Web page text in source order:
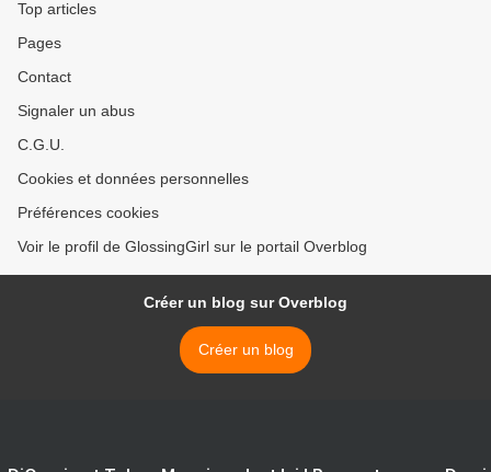
Top articles
Pages
Contact
Signaler un abus
C.G.U.
Cookies et données personnelles
Préférences cookies
Voir le profil de GlossingGirl sur le portail Overblog
Créer un blog sur Overblog
Créer un blog